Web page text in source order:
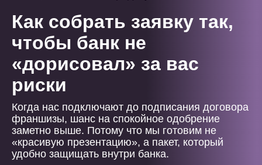
Как собрать заявку так,
чтобы банк не
«дорисовал» за вас
риски
Когда нас подключают до подписания договора
франшизы, шанс на спокойное одобрение
заметно выше. Потому что мы готовим не
«красивую презентацию», а пакет, который
удобно защищать внутри банка.